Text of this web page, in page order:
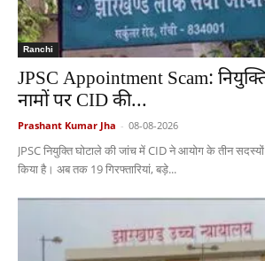
Ranchi
JPSC Appointment Scam:
नामों पर CID की...
Prashant Kumar Jha - 08-08-2026
JPSC नियुक्ति घोटाले की जांच में CID ने आयोग के तीन
किया है। अब तक 19 गिरफ्तारियां, बड़े...